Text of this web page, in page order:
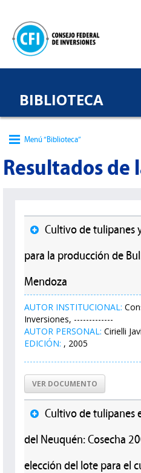
BIBLIOTECA
Menú “Biblioteca”
Resultados de
Cultivo de tulipanes
para la producción de
Mendoza
AUTOR INSTITUCIONAL:
Inversiones, -------------
AUTOR PERSONAL: Cirielli
EDICIÓN: , 2005
VER DOCUMENTO
Cultivo de tulipanes
del Neuquén: Cosecha
elección del lote para el